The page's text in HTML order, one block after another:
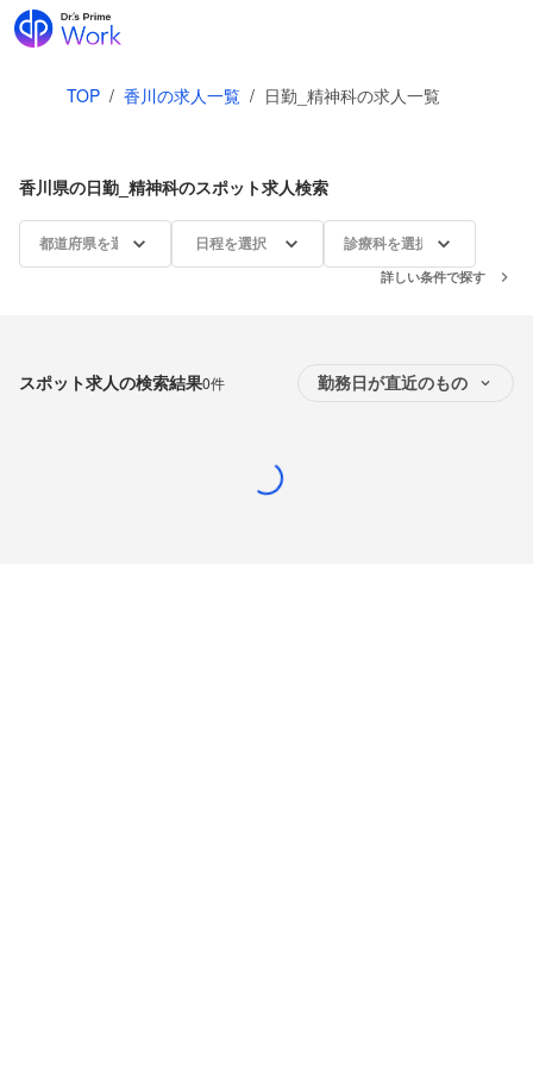
TOP / 香川の求人一覧 / 日勤_精神科の求人一覧
香川県の日勤_精神科のスポット求人検索
都道府県を選択 日程を選択 診療科を選択
詳しい条件で探す
スポット求人の検索結果0件 勤務日が直近のもの
Loading...